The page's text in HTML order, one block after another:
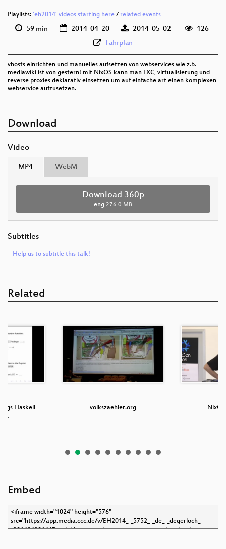
Playlists: 'eh2014' videos starting here / related events
59 min 2014-04-20 2014-05-02
126
Fahrplan
vhosts einrichten und manuelles aufsetzen von webservices wie z.b.
mediawiki ist von gestern! mit NixOS kann man LXC, virtualisierung und
reverse proxies deklarativ einsetzen um auf einfache art einen komplexen
webservice aufzusetzen.
Download
Video
MP4 WebM
Download 360p
eng 276.0 MB
Subtitles
Help us to subtitle this talk!
Related
Haskell
volkszaehler.org
Embed